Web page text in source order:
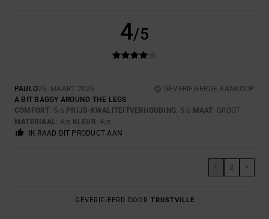
4/5
PAULO26. MAART 2026
GEVERIFIEERDE AANKOOP
A BIT BAGGY AROUND THE LEGS
COMFORT: 5/5 PRIJS-KWALITEITVERHOUDING: 5/5 MAAT: GROOT
MATERIAAL : 4/5 KLEUR: 4 /5
IK RAAD DIT PRODUCT AAN
1 2 >
GEVERIFIEERD DOOR TRUSTVILLE